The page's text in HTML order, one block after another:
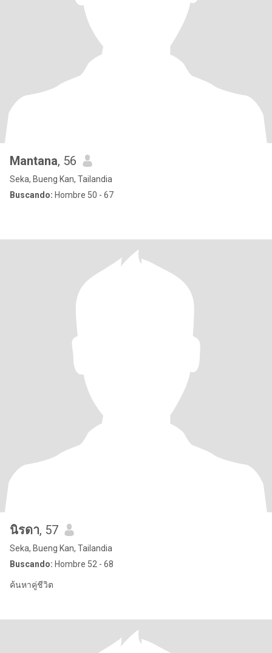
Mantana, 56
Seka, Bueng Kan, Tailandia
Buscando: Hombre 50 - 67
นิรดา, 57
Seka, Bueng Kan, Tailandia
Buscando: Hombre 52 - 68
ค้นหาคู่ชีวิต